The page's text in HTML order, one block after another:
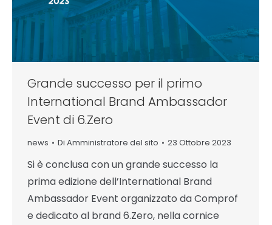
Grande successo per il primo
International Brand Ambassador
Event di 6.Zero
news Di Amministratore del sito 23 Ottobre 2023
Si è conclusa con un grande successo la
prima edizione dell’International Brand
Ambassador Event organizzato da Comprof
e dedicato al brand 6.Zero, nella cornice